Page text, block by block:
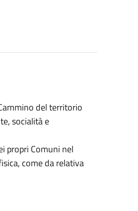
del territorio
socialità e
propri Comuni nel
come da relativa